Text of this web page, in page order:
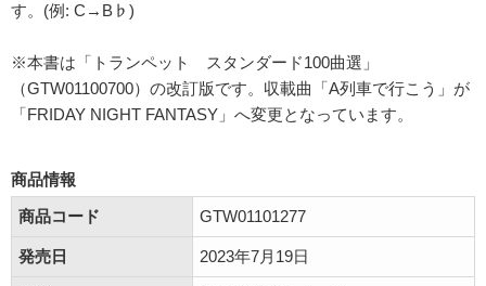
す。(例: C→B♭)
※本書は「トランペット スタンダード100曲選」
（GTW01100700）の改訂版です。収載曲「A列車で行こう」が
「FRIDAY NIGHT FANTASY」へ変更となっています。
商品情報
商品コード
GTW01101277
発売日 2023年7月19日